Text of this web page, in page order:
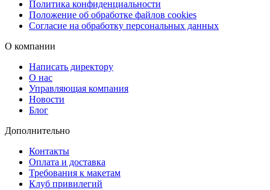
бесплатную доставкув пункты выдачи,доставку через СДЭК
пункт или курьером), а такжесрочную курьерскую доставку
день оформления.
Copy.ru — ваш надежный партнер в печати
Мы объединяем качество, скорость и комфорт, чтобы процесс
заказа и получения календарей был максимально простым.
Создайте свой квартальный календарь уже сегодня — быстро,
Политика конфиденциальности
Положение об обработке файлов cookies
Согласие на обработку персональных данных
О компании
Написать директору
О нас
Управляющая компания
Новости
Блог
Дополнительно
Контакты
Оплата и доставка
Требования к макетам
Клуб привилегий